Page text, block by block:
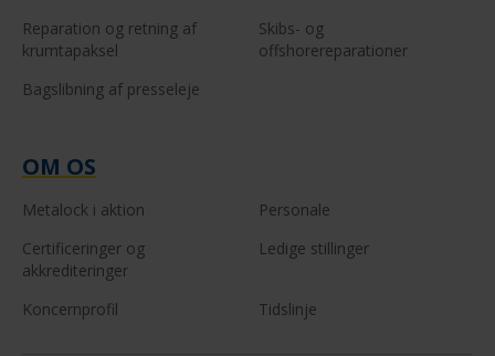
Reparation og retning af
krumtapaksel
Skibs- og
offshorereparationer
Bagslibning af presseleje
OM OS
Metalock i aktion
Personale
Certificeringer og
akkrediteringer
Ledige stillinger
Koncernprofil Tidslinje